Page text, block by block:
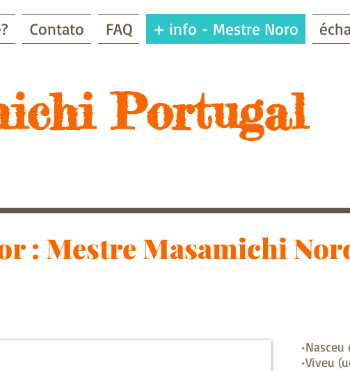
Contato FAQ + info - Mestre Noro
Portugal​
: Mestre Masamichi
•Nasceu
•Viveu